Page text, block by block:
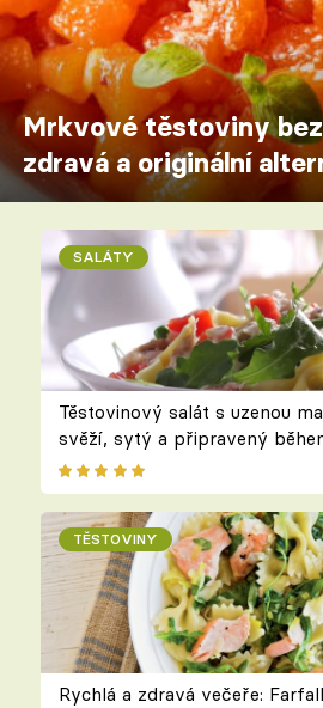
Mrkvové těstoviny
zdravá a originální
SALÁTY
Těstovinový salát s uzenou
svěží, sytý a připravený
TĚSTOVINY
Rychlá a zdravá večeře: